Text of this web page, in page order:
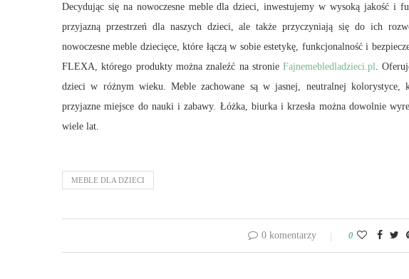
Decydując się na nowoczesne meble dla dzieci, inwestujemy w wysoką jakość i
przyjazną przestrzeń dla naszych dzieci, ale także przyczyniają się do ich
nowoczesne meble dziecięce, które łączą w sobie estetykę, funkcjonalność i
FLEXA, którego produkty można znaleźć na stronieFajnemebledladzieci.pl
.
dzieci w różnym wieku. Meble zachowane są w jasnej, neutralnej kolorystyce,
przyjazne miejsce do nauki i zabawy. Łóżka, biurka i krzesła można dowolnie
wiele lat.
MEBLE DLA DZIECI
0 komentarzy 0